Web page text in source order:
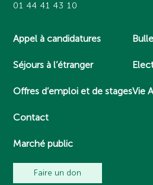
01 44 41 43 10
Appel à candidatures
Séjours à l’étranger
Offres d’emploi et de stages
Contact
Marché public
Vie
Faire un don